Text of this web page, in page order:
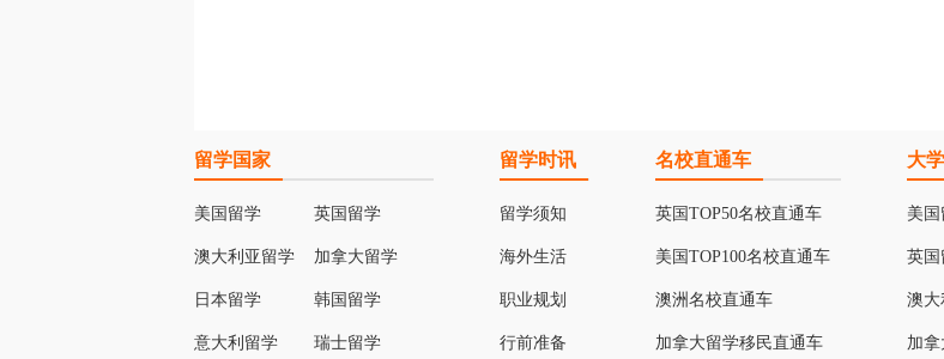
留学国家
美国留学 英国留学
澳大利亚留学 加拿大留学
日本留学 韩国留学
意大利留学 瑞士留学
留学时讯
留学须知
海外生活
职业规划
行前准备
名校直通车
英国TOP50名校直通车
美国TOP100名校直通车
澳洲名校直通车
加拿大留学移民直通车
大
美国
英国
澳大
加